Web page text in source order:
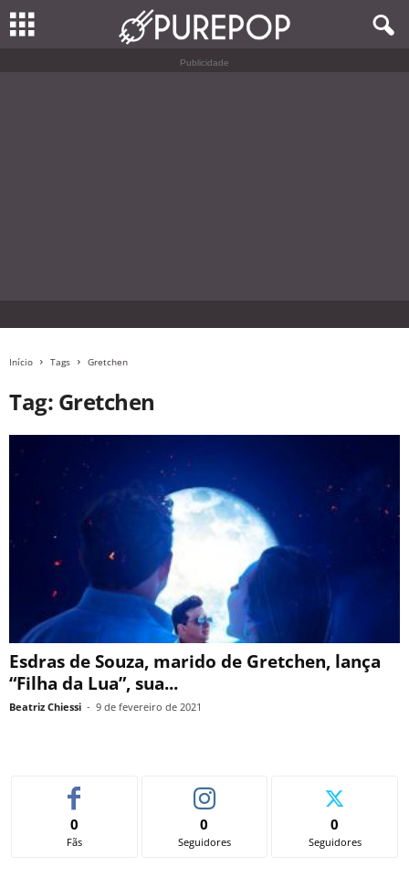
Publicidade
Início Tags Gretchen
Tag: Gretchen
Esdras de Souza, marido de Gretchen, lança
“Filha da Lua”, sua...
Beatriz Chiessi - 9 de fevereiro de 2021
0
Fãs
0
Seguidores
0
Seguidores